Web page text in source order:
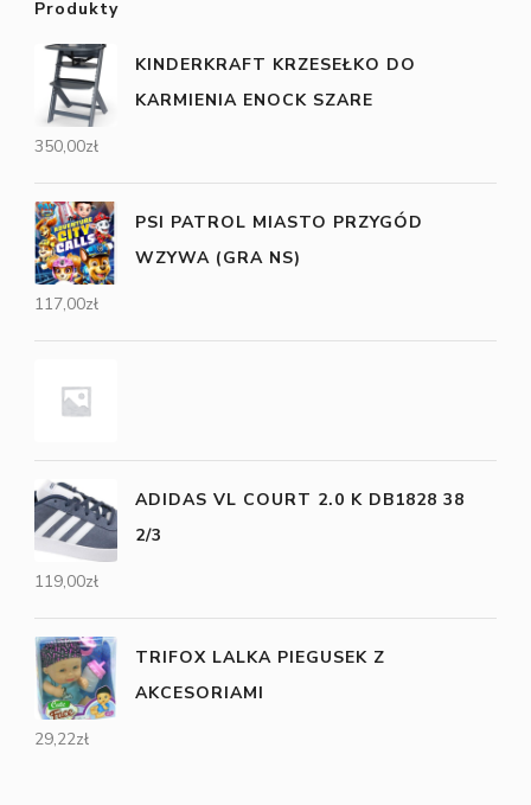
Produkty
KINDERKRAFT KRZESEŁKO DO
KARMIENIA ENOCK SZARE
350,00zł
PSI PATROL MIASTO PRZYGÓD
WZYWA (GRA NS)
117,00zł
ADIDAS VL COURT 2.0 K DB1828 38
2/3
119,00zł
TRIFOX LALKA PIEGUSEK Z
AKCESORIAMI
29,22zł